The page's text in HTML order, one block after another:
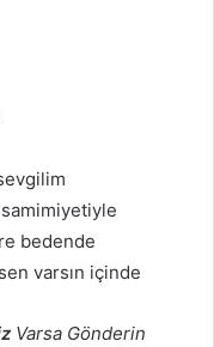
bedende
varsın içinde
Varsa Gönderin